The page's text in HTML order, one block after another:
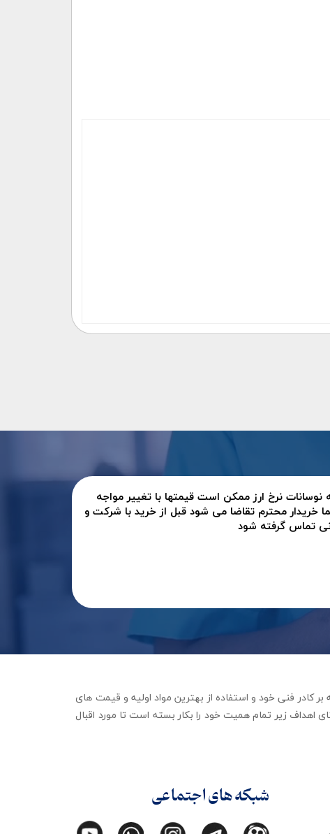
نوسانات نرخ ارز ممکن است قیمتها با تغییر مواجه
خریدار محترم تقاضا می شود قبل از خرید با شرکت و
تماس گرفته شود
در تجهیزات توانبخشی با تکیه بر کادر فنی خود و استفاده از بهترین مواد اولیه و قیمت های
اهداف زیر تمام همیت خود را بکار بسته است تا مورد اقبال
شبکه های اجتماعی